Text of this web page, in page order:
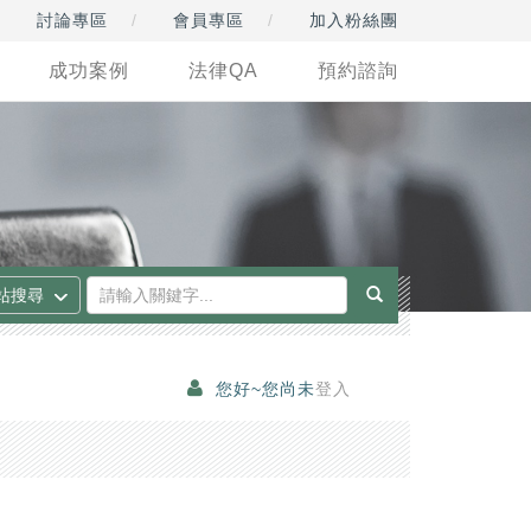
討論專區 會員專區 加入粉絲團
成功案例 法律QA 預約諮詢
您好~您尚未登入